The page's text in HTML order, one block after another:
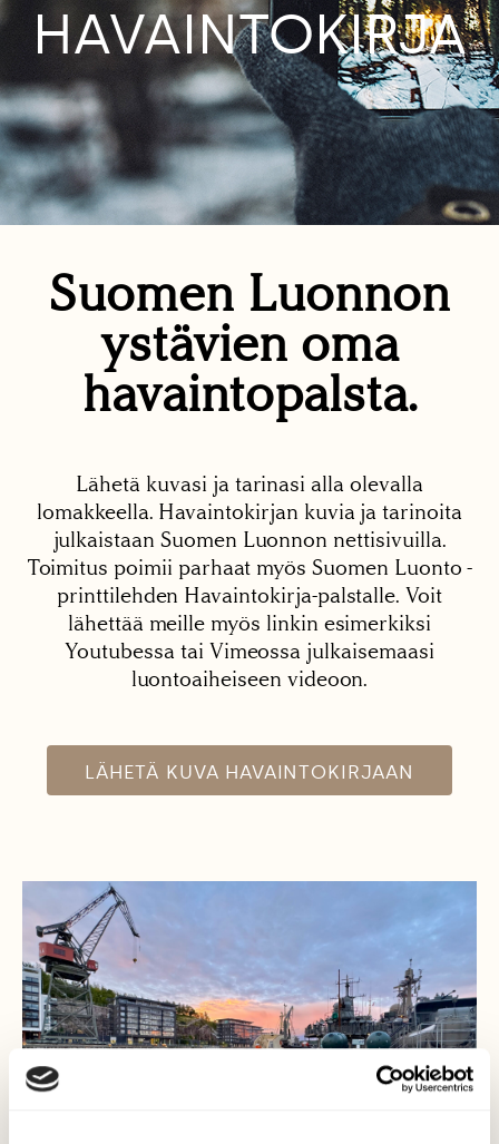
HAVAINTOKIRJA
Suomen Luonnon
ystävien oma
havaintopalsta.
Lähetä kuvasi ja tarinasi alla olevalla
lomakkeella. Havaintokirjan kuvia ja tarinoita
julkaistaan Suomen Luonnon nettisivuilla.
Toimitus poimii parhaat myös Suomen Luonto -
printtilehden Havaintokirja-palstalle. Voit
lähettää meille myös linkin esimerkiksi
Youtubessa tai Vimeossa julkaisemaasi
luontoaiheiseen videoon.
LÄHETÄ KUVA HAVAINTOKIRJAAN